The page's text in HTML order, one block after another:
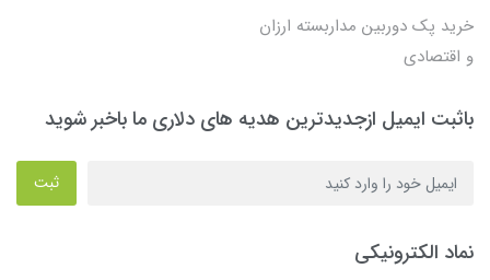
خرید پک دوربین مداربسته ارزان
و اقتصادی
باثبت ایمیل ازجدیدترین هدیه های دلاری ما باخبر شوید
ثبت
نماد الکترونیکی